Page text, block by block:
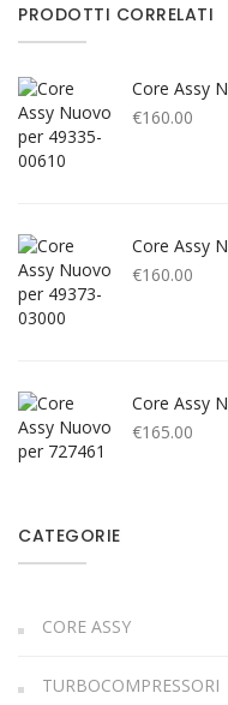
PRODOTTI CORRELATI
Core Assy
€160.00
Core Assy
€160.00
Core Assy
€165.00
CATEGORIE
CORE ASSY
TURBOCOMPRESSORI